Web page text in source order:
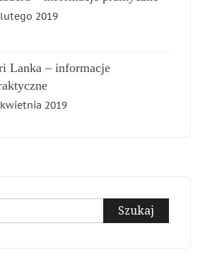
2019
Lanka – informacje
2019